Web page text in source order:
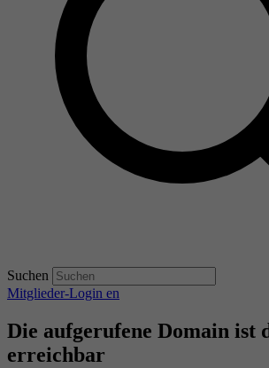
Suchen
Mitglieder-Login en
Die aufgerufene Domain ist
erreichbar